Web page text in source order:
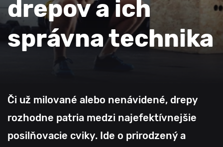
drepov a ich
správna technika
Či už milované alebo nenávidené, drepy
rozhodne patria medzi najefektívnejšie
posilňovacie cviky. Ide o prirodzený a